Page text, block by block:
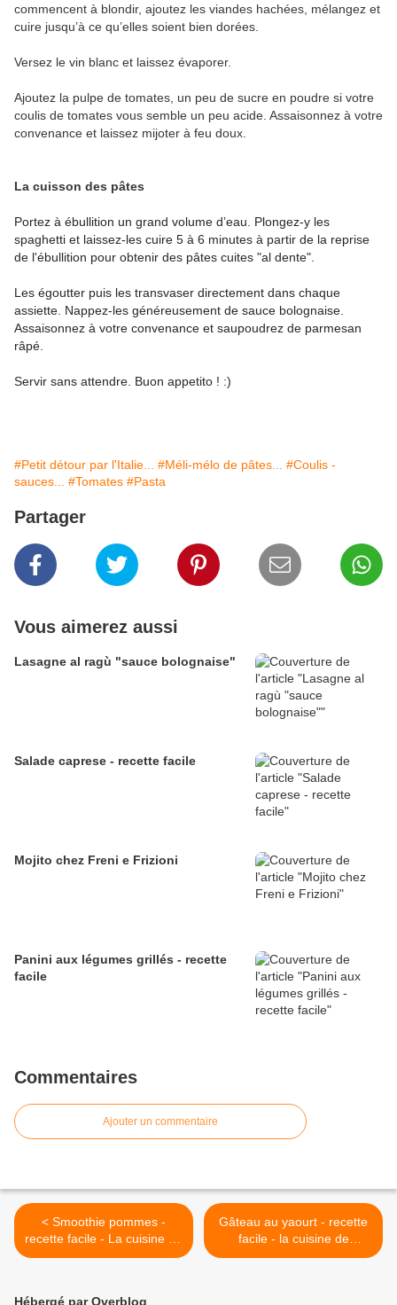
commencent à blondir, ajoutez les viandes hachées, mélangez et
cuire jusqu’à ce qu’elles soient bien dorées.
Versez le vin blanc et laissez évaporer.
Ajoutez la pulpe de tomates, un peu de sucre en poudre si votre
coulis de tomates vous semble un peu acide. Assaisonnez à votre
convenance et laissez mijoter à feu doux.
La cuisson des pâtes
Portez à ébullition un grand volume d’eau. Plongez-y les
spaghetti et laissez-les cuire 5 à 6 minutes à partir de la reprise
de l'ébullition pour obtenir des pâtes cuites "al dente".
Les égoutter puis les transvaser directement dans chaque
assiette. Nappez-les généreusement de sauce bolognaise.
Assaisonnez à votre convenance et saupoudrez de parmesan
râpé.
Servir sans attendre. Buon appetito ! :)
#Petit détour par l'Italie... #Méli-mélo de pâtes...
#Coulis -
sauces...
#Tomates #Pasta
Partager
Vous aimerez aussi
Lasagne al ragù "sauce bolognaise"
Salade caprese - recette facile
Mojito chez Freni e Frizioni
Panini aux légumes grillés - recette
facile
Commentaires
Ajouter un commentaire
< Smoothie pommes -
recette facile - La cuisine de
Nathalie - le blog de
Gâteau au yaourt - recette
facile - la cuisine de
Nathalie >
Hébergé par Overblog